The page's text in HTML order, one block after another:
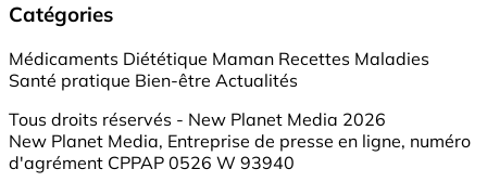
Catégories
Médicaments Diététique Maman Recettes Maladies
Santé pratique Bien-être Actualités
Tous droits réservés - New Planet Media 2026
New Planet Media, Entreprise de presse en ligne, numéro
d'agrément CPPAP 0526 W 93940